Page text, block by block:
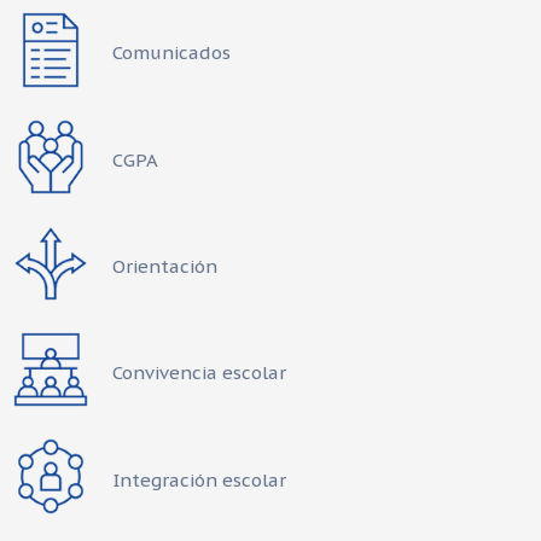
Comunicados
CGPA
Orientación
Convivencia escolar
Integración escolar